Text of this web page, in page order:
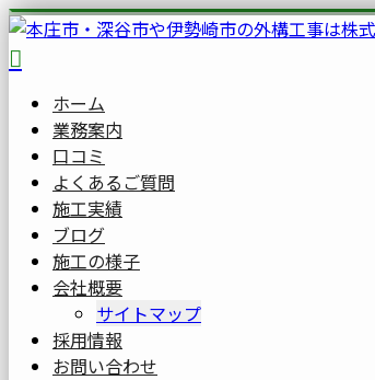
ホーム
業務案内
口コミ
よくあるご質問
施工実績
ブログ
施工の様子
会社概要
サイトマップ
採用情報
お問い合わせ